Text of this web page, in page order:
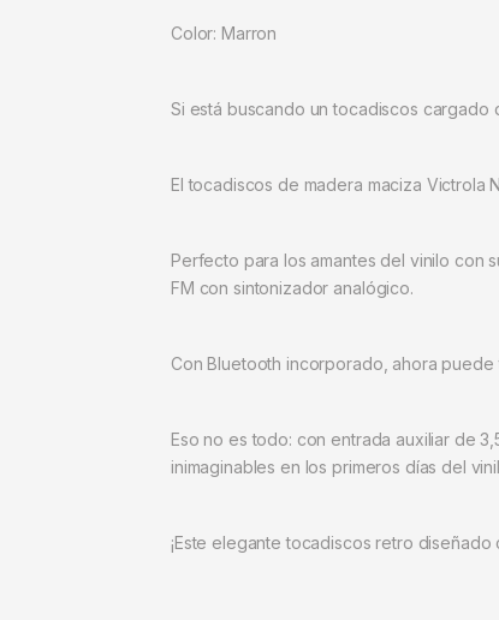
Color: Marron
Si está buscando un tocadiscos
El tocadiscos de madera maciza
Perfecto para los amantes del vinilo con
FM con sintonizador analógico.
Con Bluetooth incorporado, ahora
Eso no es todo: con entrada auxiliar de
inimaginables en los primeros días del
¡Este elegante tocadiscos retro